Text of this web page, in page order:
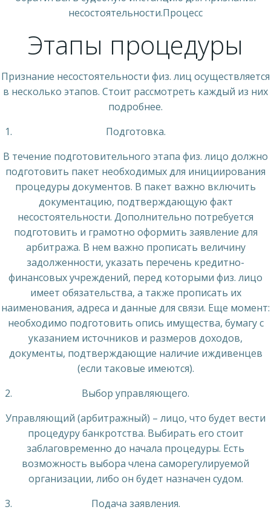
несостоятельности.Процесс
Этапы процедуры
Признание несостоятельности физ. лиц осуществляется
в несколько этапов. Стоит рассмотреть каждый из них
подробнее.
Подготовка.
В течение подготовительного этапа физ. лицо должно
подготовить пакет необходимых для инициирования
процедуры документов. В пакет важно включить
документацию, подтверждающую факт
несостоятельности. Дополнительно потребуется
подготовить и грамотно оформить заявление для
арбитража. В нем важно прописать величину
задолженности, указать перечень кредитно-
финансовых учреждений, перед которыми физ. лицо
имеет обязательства, а также прописать их
наименования, адреса и данные для связи. Еще момент:
необходимо подготовить опись имущества, бумагу с
указанием источников и размеров доходов,
документы, подтверждающие наличие иждивенцев
(если таковые имеются).
Выбор управляющего.
Управляющий (арбитражный) – лицо, что будет вести
процедуру банкротства. Выбирать его стоит
заблаговременно до начала процедуры. Есть
возможность выбора члена саморегулируемой
организации, либо он будет назначен судом.
Подача заявления.